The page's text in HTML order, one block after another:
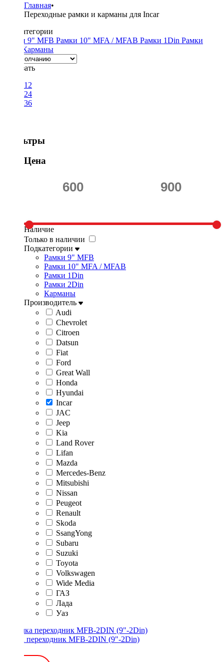
Главная•
Переходные рамки и карманы для Incar
Подкатегории
Рамки 9" MFB Рамки 10" MFA / MFAB Рамки 1Din Рамки
Карманы
Показать
12
24
36
Фильтры
Цена
Наличие
Только в наличии
Подкатегории
Рамки 9" MFB
Рамки 10" MFA / MFAB
Рамки 1Din
Рамки 2Din
Карманы
Производитель
Audi
Chevrolet
Citroen
Datsun
Fiat
Ford
Great Wall
Honda
Hyundai
Incar
JAC
Jeep
Kia
Land Rover
Lifan
Mazda
Mercedes-Benz
Mitsubishi
Nissan
Peugeot
Renault
Skoda
SsangYong
Subaru
Suzuki
Toyota
Volkswagen
Wide Media
ГАЗ
Лада
Уаз
Рамка переходник MFB-2DIN (9"-2Din)